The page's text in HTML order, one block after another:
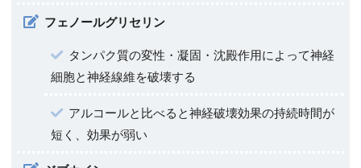
フェノールグリセリン
タンパク質の変性・凝固・沈殿作用によって神経
細胞と神経線維を破壊する
アルコールと比べると神経破壊効果の持続時間が
短く、効果が弱い